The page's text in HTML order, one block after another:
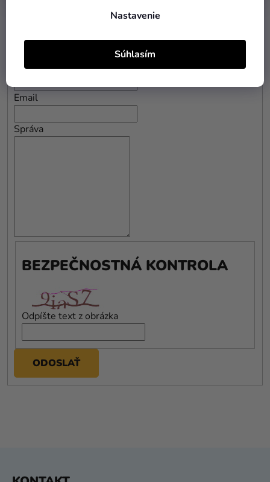
Nastavenie
Súhlasím
Máte nejaké otázky? Zodpovieme ich. Prosím, pozorne
Meno a priezvisko
Email
Správa
BEZPEČNOSTNÁ KONTROLA
Odpíšte text z obrázka
ODOSLAŤ